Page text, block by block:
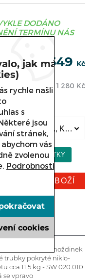
DODÁNO
TERMÍNU NÁS
1 549 Kč
1 280 Kč
MECHANICKÉ VÝKYVNÉ TURNIKETY SW 020., Křídlo turniketu (standard) SW 020.030 (1 549 Kč)
KOUPIT ZBOŽÍ
prodejci
Ø8 x 120 a hmoždinek
trubky pokryté niklo-
cca 11,5 kg - SW 020.010
se vpravo
jak má
rychle našli
s
jsou
stránek,
vás
zvolenou
Podrobnosti
cookies